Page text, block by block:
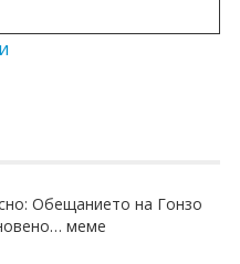
Обещанието на Гонзо
меме